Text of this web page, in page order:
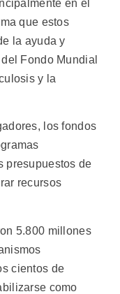
en el
que estos
la ayuda y
Fondo Mundial
y la
los fondos
presupuestos de
recursos
5.800 millones
cientos de
como